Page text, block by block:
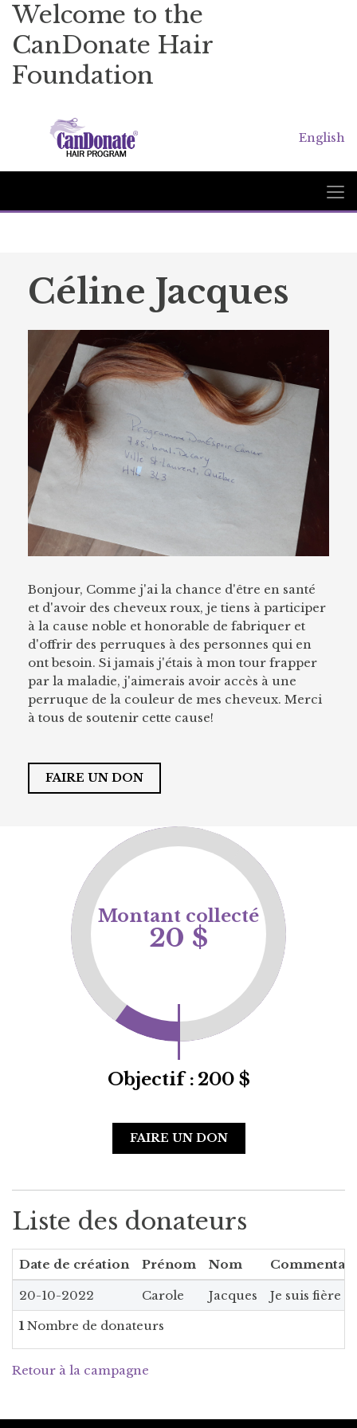
Welcome to the
CanDonate Hair
Foundation
English
Céline Jacques
Bonjour, Comme j'ai la chance d'être en santé
et d'avoir des cheveux roux, je tiens à participer
à la cause noble et honorable de fabriquer et
d'offrir des perruques à des personnes qui en
ont besoin. Si jamais j'étais à mon tour frapper
par la maladie, j'aimerais avoir accès à une
perruque de la couleur de mes cheveux. Merci
à tous de soutenir cette cause!
FAIRE UN DON
Montant collecté
20 $
Objectif : 200 $
FAIRE UN DON
Liste des donateurs
Date de création Prénom Nom
20-10-2022 Carole Jacques
Je suis fière
1 Nombre de donateurs
Retour à la campagne